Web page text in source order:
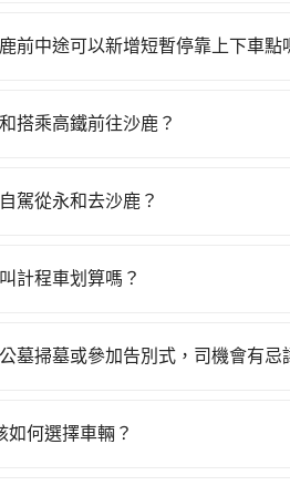
的安全旅步比您更重視。
前中途可以新增短暫停靠上下車點
元。雖然可能有些路線完全順
搭乘高鐵前往沙鹿？
。假設從新北市永和區前往最靠
抵達台中市沙鹿區的目的地。全程
約tripool！如果你僅有兩位乘車
駕從永和去沙鹿？
在新北路邊可隨租隨借的iRent應
與可能的罰單都需自付。再者，
。另外，偶爾也會遇到明明已經
計程車划算嗎？
打電話至新北市永和區當地唯一
墓掃墓或參加告別式，司機會有忌
或在車上進行法事等作業，建議
如何選擇車輛？